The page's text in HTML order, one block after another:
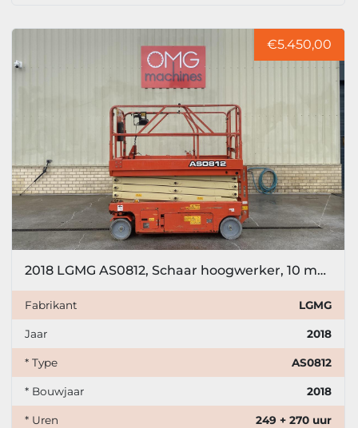
€5.450,00
2018 LGMG AS0812, Schaar hoogwerker, 10 meter
Fabrikant LGMG
Jaar 2018
* Type AS0812
* Bouwjaar 2018
* Uren 249 + 270 uur